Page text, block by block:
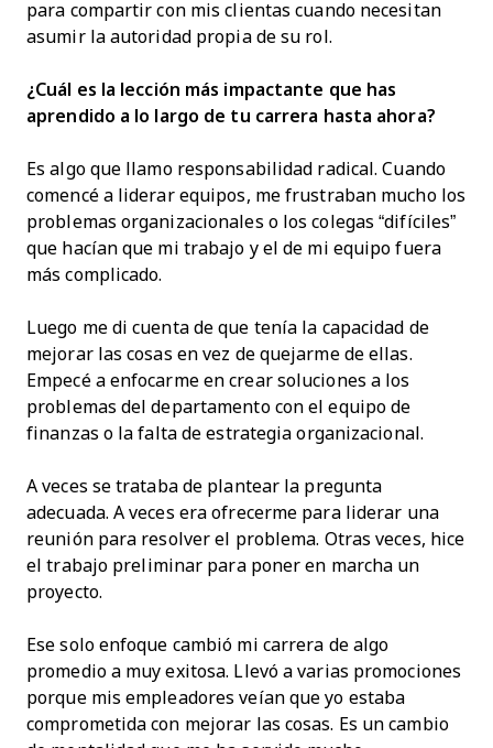
para compartir con mis clientas cuando necesitan
asumir la autoridad propia de su rol.
¿Cuál es la lección más impactante que has
aprendido a lo largo de tu carrera hasta ahora?
Es algo que llamo responsabilidad radical. Cuando
comencé a liderar equipos, me frustraban mucho los
problemas organizacionales o los colegas “difíciles”
que hacían que mi trabajo y el de mi equipo fuera
más complicado.
Luego me di cuenta de que tenía la capacidad de
mejorar las cosas en vez de quejarme de ellas.
Empecé a enfocarme en crear soluciones a los
problemas del departamento con el equipo de
finanzas o la falta de estrategia organizacional.
A veces se trataba de plantear la pregunta
adecuada. A veces era ofrecerme para liderar una
reunión para resolver el problema. Otras veces, hice
el trabajo preliminar para poner en marcha un
proyecto.
Ese solo enfoque cambió mi carrera de algo
promedio a muy exitosa. Llevó a varias promociones
porque mis empleadores veían que yo estaba
comprometida con mejorar las cosas. Es un cambio